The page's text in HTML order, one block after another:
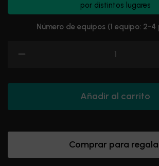
por distintos lugares
Número de equipos (1 equipo: 2-4
Añadir al carrito
Comprar para